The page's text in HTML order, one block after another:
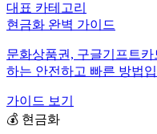
대표 카테고리
현금화 완벽 가이드
문화상품권, 구글기프트
하는 안전하고 빠른 방법
가이드 보기
💰 현금화